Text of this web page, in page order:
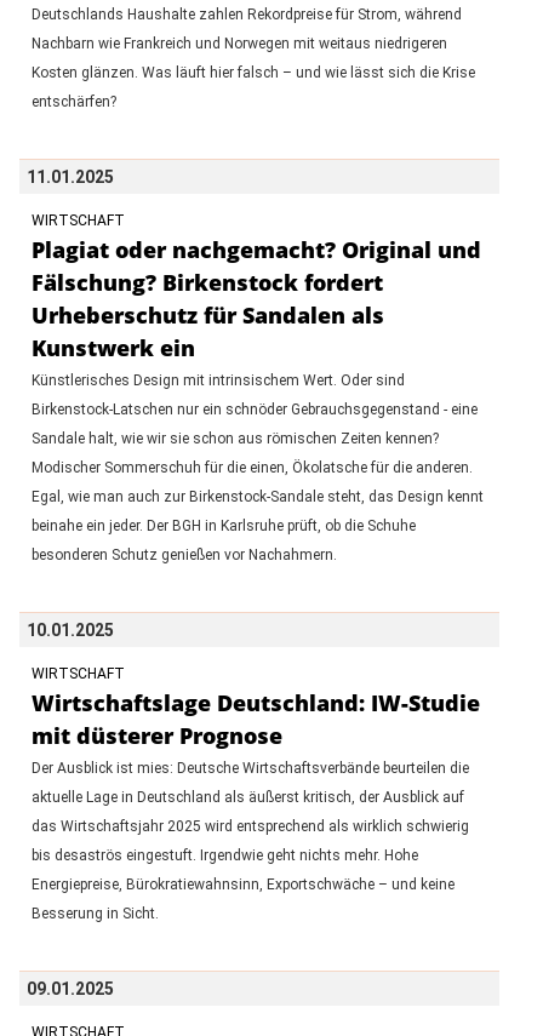
Deutschlands Haushalte zahlen Rekordpreise für Strom, während
Nachbarn wie Frankreich und Norwegen mit weitaus niedrigeren
Kosten glänzen. Was läuft hier falsch – und wie lässt sich die Krise
entschärfen?
11.01.2025
WIRTSCHAFT
Plagiat oder nachgemacht? Original und
Fälschung? Birkenstock fordert
Urheberschutz für Sandalen als
Kunstwerk ein
Künstlerisches Design mit intrinsischem Wert. Oder sind
Birkenstock-Latschen nur ein schnöder Gebrauchsgegenstand - eine
Sandale halt, wie wir sie schon aus römischen Zeiten kennen?
Modischer Sommerschuh für die einen, Ökolatsche für die anderen.
Egal, wie man auch zur Birkenstock-Sandale steht, das Design kennt
beinahe ein jeder. Der BGH in Karlsruhe prüft, ob die Schuhe
besonderen Schutz genießen vor Nachahmern.
10.01.2025
WIRTSCHAFT
Wirtschaftslage Deutschland: IW-Studie
mit düsterer Prognose
Der Ausblick ist mies: Deutsche Wirtschaftsverbände beurteilen die
aktuelle Lage in Deutschland als äußerst kritisch, der Ausblick auf
das Wirtschaftsjahr 2025 wird entsprechend als wirklich schwierig
bis desaströs eingestuft. Irgendwie geht nichts mehr. Hohe
Energiepreise, Bürokratiewahnsinn, Exportschwäche – und keine
Besserung in Sicht.
09.01.2025
WIRTSCHAFT